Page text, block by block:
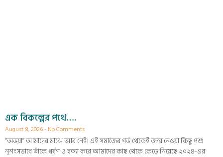
এক বিকল্পের পথে….
August 8, 2026 No Comments
“অভয়া” আমাদের মাঝে আর নেই। এই সমাজের গর্ভ থেকেই জন্ম নেওয়া কিছু পশু
নৃশংসভাবে তাঁকে ধর্ষণ ও হত্যা করে আমাদের কাছ থেকে কেড়ে নিয়েছে ২০২৪-এর